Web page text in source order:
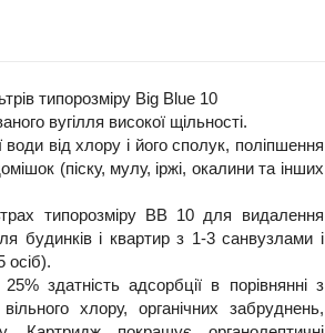
типорозміру Big Blue 10
вугілля високої щільності.
від хлору і його сполук, поліпшення
(піску, мулу, іржі, окалини та інших
типорозміру ВВ 10 для видалення
будинків і квартир з 1-3 санвузлами і
осіб).
здатність адсорбції в порівнянні з
хлору, органічних забруднень,